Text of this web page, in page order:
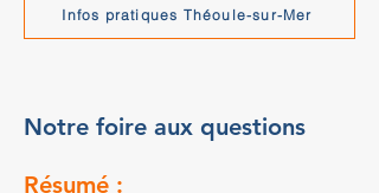
Infos pratiques Théoule-sur-Mer
Notre foire aux questions
Résumé :